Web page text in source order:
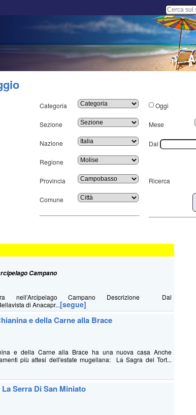
Categoria
Sezione
Nazione
Regione
Provincia
Comune
Oggi
Mese
Dal
Ricerca
Campano
nell’Arcipelago Campano Descrizione Dal
di Anacapr...[segue]
e della Carne alla Brace
e della Carne alla Brace ha una nuova casa Anche
più attesi dell'estate mugellana: La Sagra del Tort...
Serra Di San Miniato